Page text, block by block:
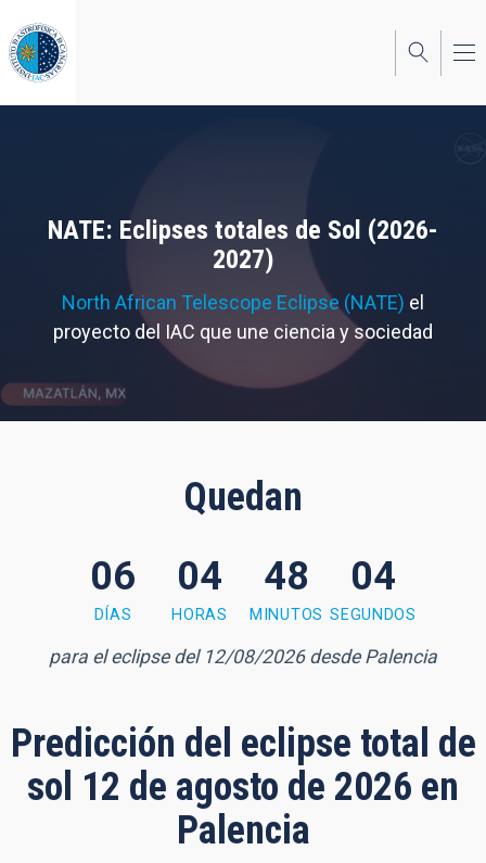
al
contenido
principal
NATE: Eclipses totales de Sol (2026-
2027)
North African Telescope Eclipse (NATE) el
proyecto del IAC que une ciencia y sociedad
Quedan
3 seconds
06
DÍAS
04
HORAS
48
MINUTOS
03
SEGUNDOS
para el eclipse del 12/08/2026 desde Palencia
Predicción del eclipse total de
sol 12 de agosto de 2026 en
Palencia